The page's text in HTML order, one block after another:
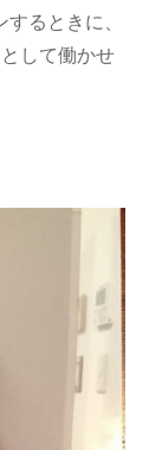
るときに、
して働かせ